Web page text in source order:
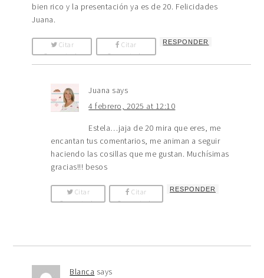
bien rico y la presentación ya es de 20. Felicidades
Juana.
Citar
Comentario
Citar
Comentario
RESPONDER
Juana says
4 febrero, 2025 at 12:10
Estela…jaja de 20 mira que eres, me
encantan tus comentarios, me animan a seguir
haciendo las cosillas que me gustan. Muchísimas
gracias!!! besos
Citar
Comentario
Citar
Comentario
RESPONDER
Blanca says